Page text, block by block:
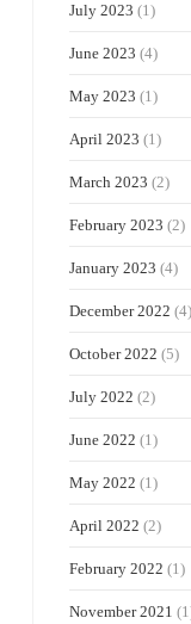
July 2023 (1)
June 2023 (4)
May 2023 (1)
April 2023 (1)
March 2023 (2)
February 2023 (2)
January 2023 (4)
December 2022 (4)
October 2022 (5)
July 2022 (2)
June 2022 (1)
May 2022 (1)
April 2022 (2)
February 2022 (1)
November 2021